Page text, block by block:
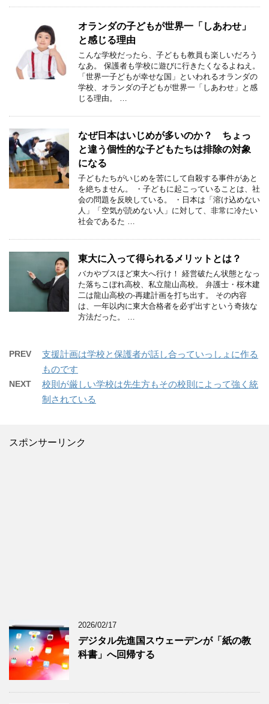
オランダの子どもが世界一「しあわせ」
と感じる理由
こんな学校だったら、子どもも教員も楽しいだろう
なあ。 保護者も学校に遊びに行きたくなるよねえ。
「世界一子どもが幸せな国」といわれるオランダの
学校、オランダの子どもが世界一「しあわせ」と感
じる理由。 …
なぜ日本はいじめが多いのか？ ちょっ
と違う個性的な子どもたちは排除の対象
になる
子どもたちがいじめを苦にして自殺する事件があと
を絶ちません。 ・子どもに起こっていることは、社
会の問題を反映している。 ・日本は「溶け込めない
人」「空気が読めない人」に対して、非常に冷たい
社会であるた …
東大に入って得られるメリットとは？
バカやブスほど東大へ行け！ 経営破たん状態となっ
た落ちこぼれ高校、私立龍山高校。 弁護士・桜木建
二は龍山高校の-再建計画を打ち出す。 その内容
は、一年以内に東大合格者を必ず出すという奇抜な
方法だった。 …
PREV
支援計画は学校と保護者が話し合っていっしょに作る
ものです
NEXT
校則が厳しい学校は先生方もその校則によって強く統
制されている
スポンサーリンク
2026/02/17
デジタル先進国スウェーデンが「紙の教
科書」へ回帰する